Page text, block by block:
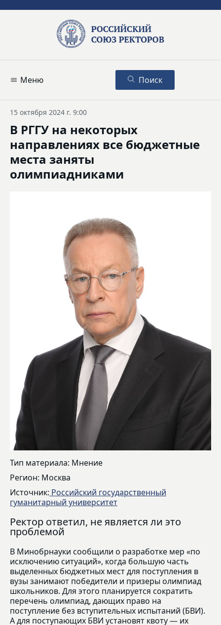
Меню Поиск
15 октября 2024 г. 9:00
В РГГУ на некоторых
направлениях все бюджетные
места заняты
олимпиадниками
Тип материала: Мнение
Регион: Москва
Источник: Российский государственный
гуманитарный университет
Ректор ответил, не является ли это
проблемой
В Минобрнауки сообщили о разработке мер «по
исключению ситуаций», когда большую часть
выделенных бюджетных мест для поступления в
вузы занимают победители и призеры олимпиад
школьников. Для этого планируется сократить
перечень олимпиад, дающих право на
поступление без вступительных испытаний (БВИ).
А для поступающих БВИ установят квоту — их